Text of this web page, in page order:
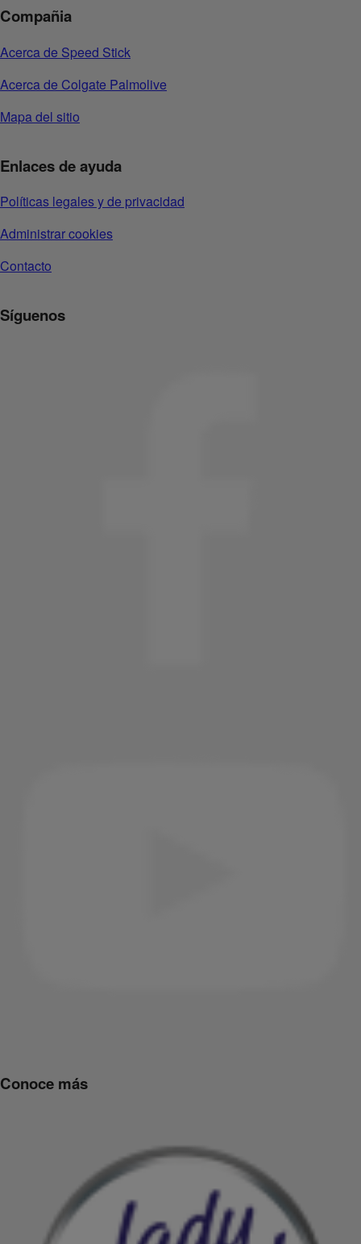
Compañia
Acerca de Speed Stick
Acerca de Colgate Palmolive
Mapa del sitio
Enlaces de ayuda
Políticas legales y de privacidad
Administrar cookies
Contacto
Síguenos
Conoce más